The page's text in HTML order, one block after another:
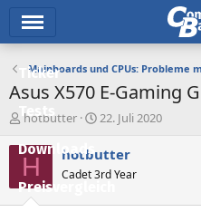
Ticker
Tests
Downloads
Preisvergleich
Mainboards und CPUs: Probleme
Asus X570 E-Gaming
E
s
t
e
hotbutter
E
s
e
22. Juli 2020
H hotbutter
Cadet 3rd Year